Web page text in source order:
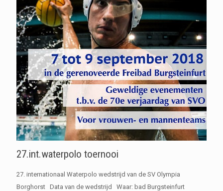
27.int.waterpolo toernooi
27. internationaal Waterpolo wedstrijd van de SV Olympia
Borghorst Data van de wedstrijd Waar: bad Burgsteinfurt